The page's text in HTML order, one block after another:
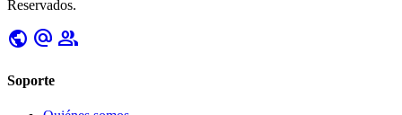
Reservados.
public alternate_email group
Soporte